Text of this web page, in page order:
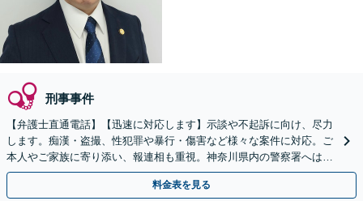
刑事事件
【弁護士直通電話】【迅速に対応します】示談や不起訴に向け、尽力
します。痴漢・盗撮、性犯罪や暴行・傷害など様々な案件に対応。ご
本人やご家族に寄り添い、報連相も重視。神奈川県内の警察署へは原
則当日に伺います！すぐにご相談を【休日・夜間相談可】
料金表を見る